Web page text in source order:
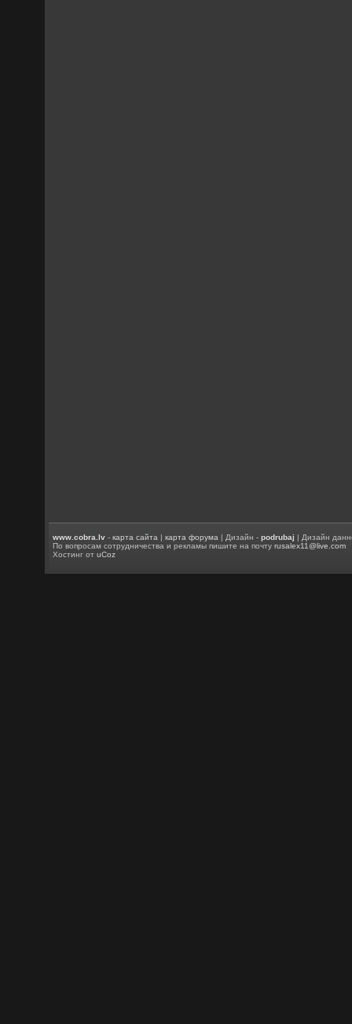
www.cobra.lv -карта сайта |карта форума | Дизайн -podrubaj | Дизайн
По вопросам сотрудничества и рекламы пишите на почтуrusalex11@live.com
Хостинг отuCoz